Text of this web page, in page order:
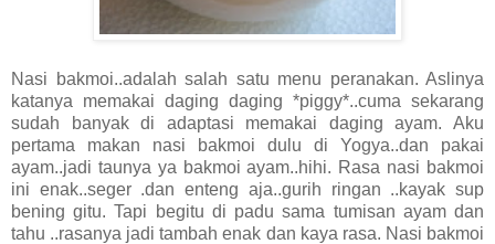
Nasi bakmoi..adalah salah satu menu peranakan. Aslinya
katanya memakai daging daging *piggy*..cuma sekarang
sudah banyak di adaptasi memakai daging ayam. Aku
pertama makan nasi bakmoi dulu di Yogya..dan pakai
ayam..jadi taunya ya bakmoi ayam..hihi. Rasa nasi bakmoi
ini enak..seger .dan enteng aja..gurih ringan ..kayak sup
bening gitu. Tapi begitu di padu sama tumisan ayam dan
tahu ..rasanya jadi tambah enak dan kaya rasa. Nasi bakmoi